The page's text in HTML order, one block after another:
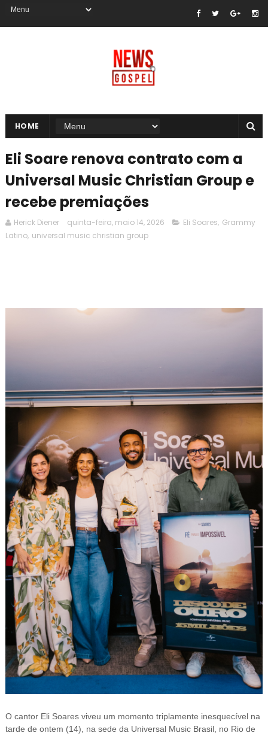
HOME
Eli Soare renova contrato com a
Universal Music Christian Group e
recebe premiações
Herick Diener quinta-feira, maio 14, 2026 Eli Soares, Grammy
Latino, universal music christian group
O cantor Eli Soares viveu um momento triplamente inesquecível na
tarde de ontem (14), na sede da Universal Music Brasil, no Rio de